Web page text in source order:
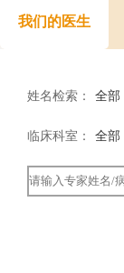
我们的医生
姓名检索： 全部
临床科室： 全部